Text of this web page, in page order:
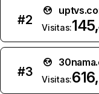
#2
Visitas:
#3
Visitas: